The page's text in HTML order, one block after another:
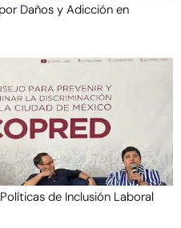
Daños y Adicción en
de Inclusión Laboral